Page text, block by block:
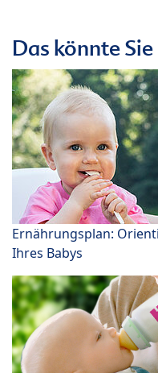
Das könnte
Ernährungsplan:
Ihres Babys